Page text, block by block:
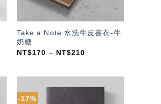
Take a Note 水洗牛皮書衣-牛
奶糖
NT$170 – NT$210
-17%